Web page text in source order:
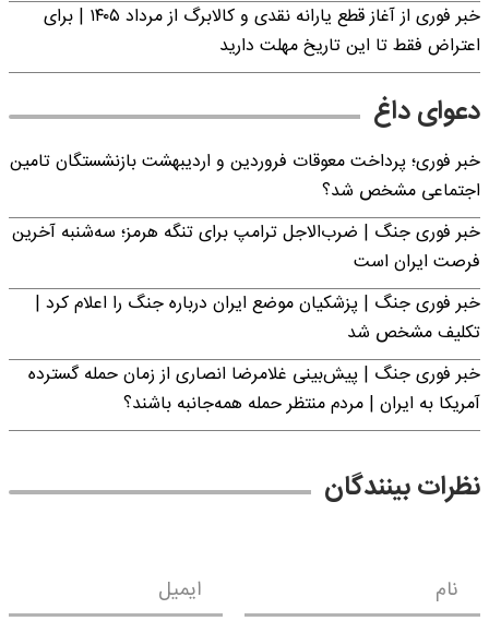
خبر فوری از آغاز قطع یارانه نقدی و کالابرگ از مرداد ۱۴۰۵ | برای
اعتراض فقط تا این تاریخ مهلت دارید
دعوای داغ
خبر فوری؛ پرداخت معوقات فروردین و اردیبهشت بازنشستگان تامین
اجتماعی مشخص شد؟
خبر فوری جنگ | ضرب‌الاجل ترامپ برای تنگه هرمز؛ سه‌شنبه آخرین
فرصت ایران است
خبر فوری جنگ | پزشکیان موضع ایران درباره جنگ را اعلام کرد |
تکلیف مشخص شد
خبر فوری جنگ | پیش‌بینی غلامرضا انصاری از زمان حمله گسترده
آمریکا به ایران | مردم منتظر حمله همه‌جانبه باشند؟
نظرات بینندگان
نام ایمیل